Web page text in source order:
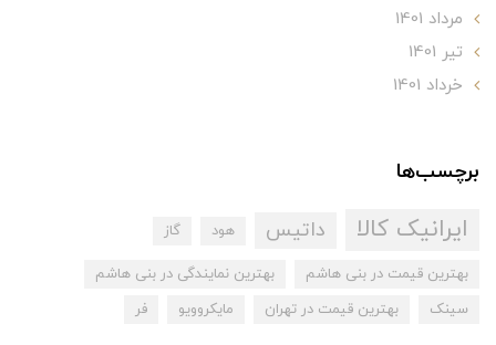
مرداد 1401
تير 1401
خرداد 1401
برچسب‌ها
ایرانیک کالا داتیس هود گاز
بهترین قیمت در بنی هاشم
بهترین نمایندگی در بنی هاشم
سینک
بهترین قیمت در تهران مایکروویو فر